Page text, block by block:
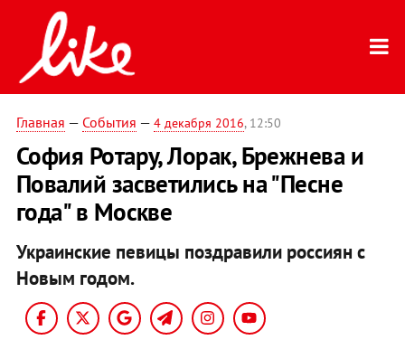
Главная — События — 4 декабря 2016, 12:50
София Ротару, Лорак, Брежнева и
Повалий засветились на "Песне
года" в Москве
Украинские певицы поздравили россиян с
Новым годом.